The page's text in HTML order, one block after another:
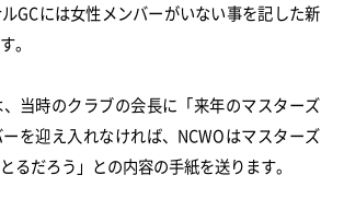
GCには女性メンバーがいない事を記した新
。
当時のクラブの会長に「来年のマスターズ
を迎え入れなければ、NCWOはマスターズ
るだろう」との内容の手紙を送ります。